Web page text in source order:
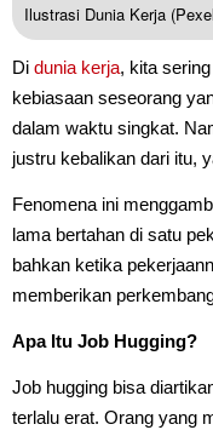
Ilustrasi Dunia Kerja
Di dunia kerja, kita
kebiasaan seseorang
dalam waktu singkat.
justru kebalikan dari itu,
Fenomena ini
lama bertahan di satu
bahkan ketika
memberikan
Apa Itu Job Hugging?
Job hugging bisa
terlalu erat. Orang yang